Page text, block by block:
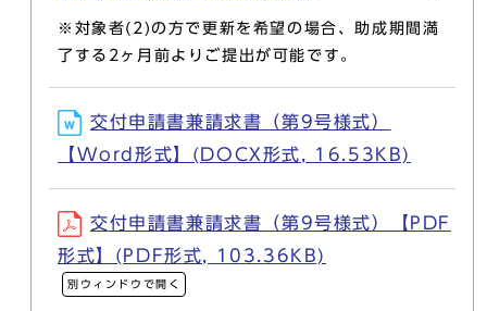
※対象者(2)の方で更新を希望の場合、助成期間満
了する2ヶ月前よりご提出が可能です。
交付申請書兼請求書（第9号様式）
【Word形式】(DOCX形式, 16.53KB)
交付申請書兼請求書（第9号様式）【PDF
形式】(PDF形式, 103.36KB)
別ウィンドウで開く